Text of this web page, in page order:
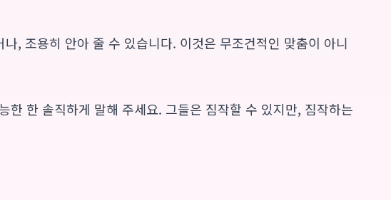
, 조용히 안아 줄 수 있습니다. 이것은 무조건적인 맞춤이 아니
한 한 솔직하게 말해 주세요. 그들은 짐작할 수 있지만, 짐작하는